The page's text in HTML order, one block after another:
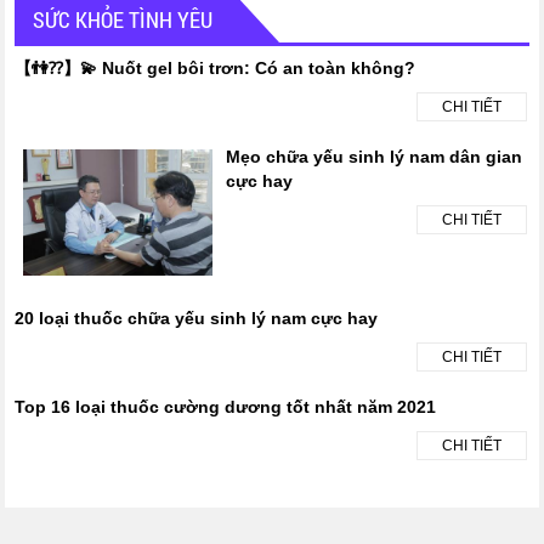
SỨC KHỎE TÌNH YÊU
【👫⁇】💫 Nuốt gel bôi trơn: Có an toàn không?
CHI TIẾT
Mẹo chữa yếu sinh lý nam dân gian
cực hay
CHI TIẾT
20 loại thuốc chữa yếu sinh lý nam cực hay
CHI TIẾT
Top 16 loại thuốc cường dương tốt nhất năm 2021
CHI TIẾT